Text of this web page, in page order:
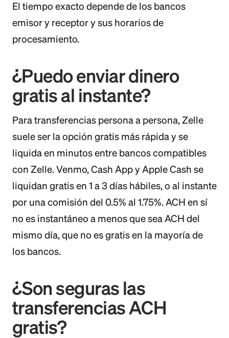
El tiempo exacto depende de los bancos
emisor y receptor y sus horarios de
procesamiento.
¿Puedo enviar dinero
gratis al instante?
Para transferencias persona a persona, Zelle
suele ser la opción gratis más rápida y se
liquida en minutos entre bancos compatibles
con Zelle. Venmo, Cash App y Apple Cash se
liquidan gratis en 1 a 3 días hábiles, o al instante
por una comisión del 0.5% al 1.75%. ACH en sí
no es instantáneo a menos que sea ACH del
mismo día, que no es gratis en la mayoría de
los bancos.
¿Son seguras las
transferencias ACH
gratis?